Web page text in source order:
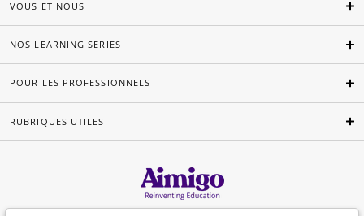
VOUS ET NOUS
NOS LEARNING SERIES
POUR LES PROFESSIONNELS
RUBRIQUES UTILES